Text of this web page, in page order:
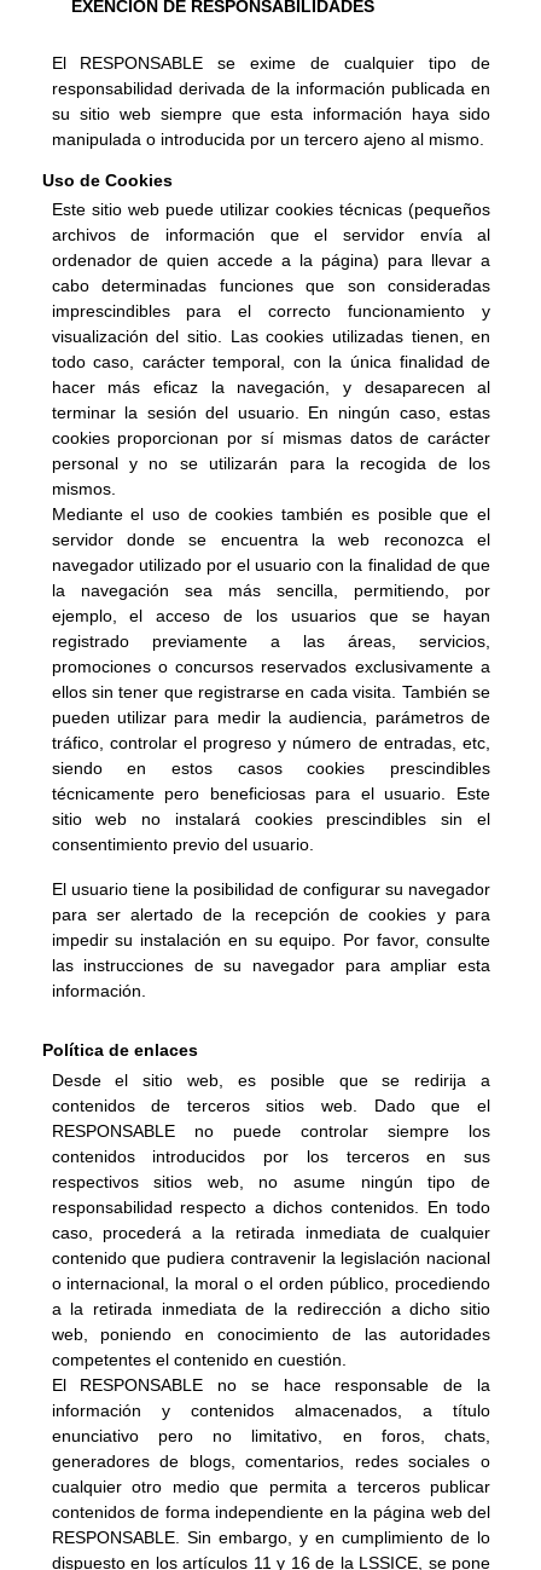
EXENCIÓN DE RESPONSABILIDADES
El RESPONSABLE se exime de cualquier tipo de
responsabilidad derivada de la información publicada en
su sitio web siempre que esta información haya sido
manipulada o introducida por un tercero ajeno al mismo.
Uso de Cookies
Este sitio web puede utilizar cookies técnicas (pequeños
archivos de información que el servidor envía al
ordenador de quien accede a la página) para llevar a
cabo determinadas funciones que son consideradas
imprescindibles para el correcto funcionamiento y
visualización del sitio. Las cookies utilizadas tienen, en
todo caso, carácter temporal, con la única finalidad de
hacer más eficaz la navegación, y desaparecen al
terminar la sesión del usuario. En ningún caso, estas
cookies proporcionan por sí mismas datos de carácter
personal y no se utilizarán para la recogida de los
mismos.
Mediante el uso de cookies también es posible que el
servidor donde se encuentra la web reconozca el
navegador utilizado por el usuario con la finalidad de que
la navegación sea más sencilla, permitiendo, por
ejemplo, el acceso de los usuarios que se hayan
registrado previamente a las áreas, servicios,
promociones o concursos reservados exclusivamente a
ellos sin tener que registrarse en cada visita. También se
pueden utilizar para medir la audiencia, parámetros de
tráfico, controlar el progreso y número de entradas, etc,
siendo en estos casos cookies prescindibles
técnicamente pero beneficiosas para el usuario. Este
sitio web no instalará cookies prescindibles sin el
consentimiento previo del usuario.
El usuario tiene la posibilidad de configurar su navegador
para ser alertado de la recepción de cookies y para
impedir su instalación en su equipo. Por favor, consulte
las instrucciones de su navegador para ampliar esta
información.
Política de enlaces
Desde el sitio web, es posible que se redirija a
contenidos de terceros sitios web. Dado que el
RESPONSABLE no puede controlar siempre los
contenidos introducidos por los terceros en sus
respectivos sitios web, no asume ningún tipo de
responsabilidad respecto a dichos contenidos. En todo
caso, procederá a la retirada inmediata de cualquier
contenido que pudiera contravenir la legislación nacional
o internacional, la moral o el orden público, procediendo
a la retirada inmediata de la redirección a dicho sitio
web, poniendo en conocimiento de las autoridades
competentes el contenido en cuestión.
El RESPONSABLE no se hace responsable de la
información y contenidos almacenados, a título
enunciativo pero no limitativo, en foros, chats,
generadores de blogs, comentarios, redes sociales o
cualquier otro medio que permita a terceros publicar
contenidos de forma independiente en la página web del
RESPONSABLE. Sin embargo, y en cumplimiento de lo
dispuesto en los artículos 11 y 16 de la LSSICE, se pone